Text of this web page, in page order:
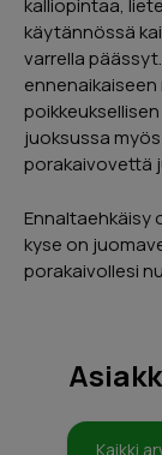
kalliopintaa,
käytännössä
varrella
juoksussa
porakaivovettä
Ennaltaehkäisy
kyse on
porakaivollesi
Kaikki